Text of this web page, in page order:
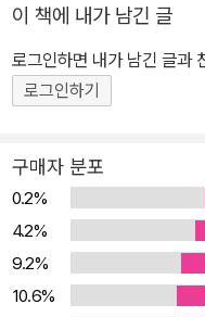
신론’에 이르기까지 인류사
를 조명한다. “인간은 언제나 자기 시대에 유용한 신을 창조해 왔다”
고대 그리스 철학부터 현대
작품인 《신의 역사》는 위
안의 시대 한복판에서 겪은
그려낸다. 최초의 바빌로니
수 없던 신비롭고 경이로운
다를 비롯한 탁월한 사상가
회 정의를 추구했고, 비슷
이 책에 내가 남긴 글
로그인하면 내가 남긴 글과
로그인하기
구매자 분포
0.2%
4.2%
9.2%
10.6%